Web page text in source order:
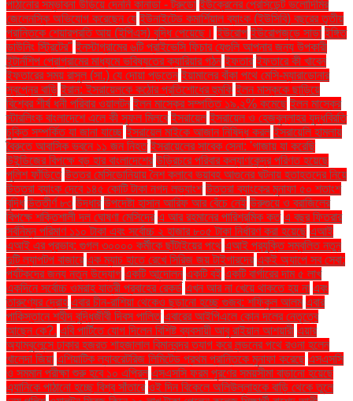
পাঠানোর সম্ভাবনা উড়িয়ে দেননি কানাডা - ট্রুডো ইউক্রেনের প্রেসিডেন্ট ভলোদিমির
জেলেনস্কি অভিযোগ করেছেন যে ইউনাইটেড কমার্শিয়াল ব্যাংক (ইউসিবি) বছরের তৃতীয়
প্রান্তিকে শেয়ারপ্রতি আয় (ইপিএস) বৃদ্ধি পেয়েছে। ইউরোপ ইউরোপজুড়ে সাড়া ইঙ্গিত
ডাউনিং স্ট্রিটের" ইনস্টাগ্রামের ৬টি প্রাইভেসি ফিচার যেগুলি আপনার জন্য উপকারী
ইন্টার্নশিপ প্রোগ্রামের মাধ্যমে ভবিষ্যতের ক্যারিয়ার গঠন ইফতার ইফতারে কী খাবেন
ইফতারের সময় রাসুল (সা.) যে দোয়া পড়তেন ইয়ামালের বাঁকা পথে মেসি-ম্যারাডোনার
স্বপ্নের বাড়ি ইরান: ইসরায়েলকে কঠোর প্রতিশোধের হুমকি ইলন মাস্ককে ছাড়িয়ে
বিশ্বের শীর্ষ ধনী পরিবার ওয়ালটন ইলন মাস্কের সম্পত্তি ১৯.২% কমেছে ইলন মাস্কের
স্টারলিংক বাংলাদেশে এলে কী সুফল মিলবে ইসরায়েল ইসরায়েল ও হেজবুল্লাহর যুদ্ধবিরতি
চুক্তি সম্পর্কিত যা জানা যাচ্ছে ইসরায়েল মাইকে আজান নিষিদ্ধ করল ইসরায়েলি হামলায়
বৈরুতে আবাসিক ভবনে ১১ জন নিহত ইসরায়েলের সাবেক সেনা: 'গাজায় যা করেছি
উইন্ডিজের বিপক্ষে বড় হার বাংলাদেশের উড়িরচরে পরিবার কল্যাণকেন্দ্র পরিণত হয়েছে
পুলিশ ফাঁড়িতে উত্তর মেসিডোনিয়ায় নৈশ ক্লাবে ভয়াবহ আগুনের ঘটনায় হতাহতদের নিয়ে
উত্তরা ব্যাংক দেবে ১৪৫ কোটি টাকা নগদ লভ্যাংশ উত্তরা ব্যাংকের মুনাফা ৫০ শতাংশ
বৃদ্ধি উত্তীর্ণ ৮৩ উদ্ধার উপদেষ্টা হাসান আরিফ আর বেঁচে নেই উরুগুয়ে ও ব্রাজিলের
বিপক্ষে শক্তিশালী দল ঘোষণা মেসিদের এ আর রহমানের পারিশ্রমিক কত এ বছর ফিতরার
সর্বনিম্ন পরিমাণ ১১০ টাকা এবং সর্বোচ্চ ২ হাজার ৮০৫ টাকা নির্ধারণ করা হয়েছে এআই
এআই এর প্রভাব: গুগল ৩০০০০ কর্মীকে ছাঁটাইয়ের পথে এআই প্রযুক্তি সম্বলিত নতুন
দুটি ল্যাপটপ বাজারে এক ম্যাচ হাতে রেখে সিরিজ জয় টাইগারদের একই অ্যাপে সব সেবা:
পর্যটকদের জন্য নতুন উদ্যোগ একটি আন্দোলন একটি বই একটি বার্গারের দাম ৫ লাখ
একদিনে সর্বোচ্চ ওমরাহ যাত্রী প্রবাহের রেকর্ড এখন আর না খেয়ে থাকতে হয় না এবং
তারুণ্যের দ্রোহ এবার চীন-রাশিয়া থেকেও ছড়ানো হচ্ছে গুজব: শফিকুল আলম এবার
পাকিস্তানে শহীদ বুদ্ধিজীবী দিবস পালিত এবারের আইপিএলে কোন দলের নেতৃত্বে
আছেন কে?. এবি পার্টিতে যোগ দিলেন বিশিষ্ট ব্যবসায়ী আবু রাইয়ান আশয়ারী এয়ার
অ্যাম্বুলেন্সে ঢাকার হজরত শাহজালাল বিমানবন্দর ত্যাগ করে লন্ডনের পথে রওনা হলেন
খালেদা জিয়া এশিয়াটিক ল্যাবরেটরিজ লিমিটেড প্রথম প্রান্তিকে মুনাফা করেছে এসএসসি
ও সমমান পরীক্ষা শুরু হবে ১০ এপ্রিল এসএসসি ফরম পূরণের সময়সীমা বাড়ানো হয়েছে
এ্যানিকে পাঠানো হচ্ছে বিশ্ব সাঁতারে ওই দিন বিকেলে অলিউল্লাহকে বাড়ি থেকে তুলে